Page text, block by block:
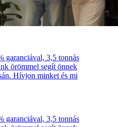
garanciával, 3,5 tonnás
örömmel segít önnek
Hívjon minket és mi
garanciával, 3,5 tonnás